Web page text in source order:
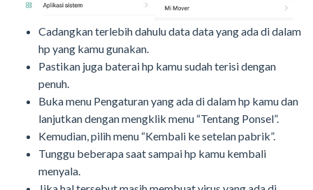
Cadangkan terlebih dahulu data data yang ada di dalam
hp yang kamu gunakan.
Pastikan juga baterai hp kamu sudah terisi dengan
penuh.
Buka menu Pengaturan yang ada di dalam hp kamu dan
lanjutkan dengan mengklik menu “Tentang Ponsel”.
Kemudian, pilih menu “Kembali ke setelan pabrik”.
Tunggu beberapa saat sampai hp kamu kembali
menyala.